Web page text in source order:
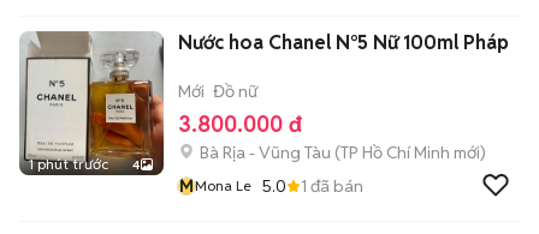
1 phút trước 4
Nước hoa Chanel N°5 Nữ 100ml Pháp
Mới Đồ nữ
3.800.000 đ
Bà Rịa - Vũng Tàu (TP Hồ Chí Minh mới)
MMona Le 5.0 1 đã bán